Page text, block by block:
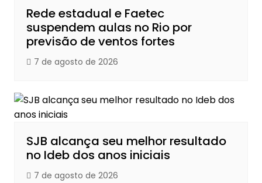
Rede estadual e Faetec
suspendem aulas no Rio por
previsão de ventos fortes
7 de agosto de 2026
SJB alcança seu melhor resultado
no Ideb dos anos iniciais
7 de agosto de 2026